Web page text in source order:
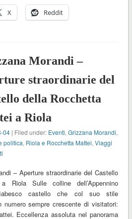
X Reddit
Morandi –
straordinarie del
della Rocchetta
a Riola
04 | Filed under: Eventi,Grizzana Morandi,
politica, Riola e Rocchetta Mattei,Viaggi
– Aperture straordinarie del Castello
Riola Sulle colline dell’Appennino
castello che col suo stile
numero sempre crescente di visitatori:
Eccellenza assoluta nel panorama